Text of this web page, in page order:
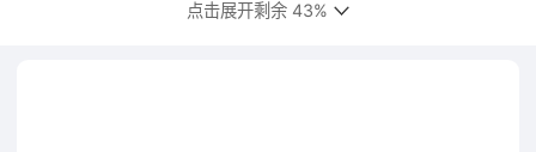
点击展开剩余 43%